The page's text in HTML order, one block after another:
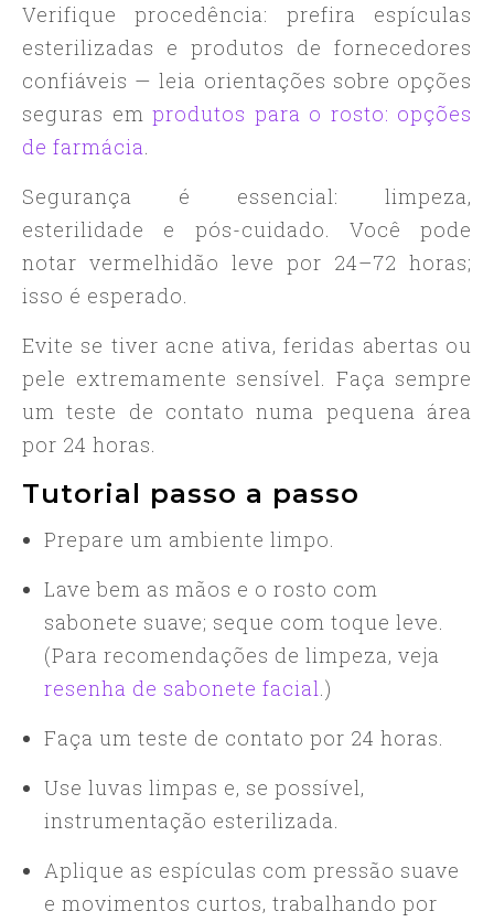
Verifique procedência: prefira espículas
esterilizadas e produtos de fornecedores
confiáveis — leia orientações sobre opções
seguras em produtos para o rosto: opções
de farmácia.
Segurança é essencial: limpeza,
esterilidade e pós-cuidado. Você pode
notar vermelhidão leve por 24–72 horas;
isso é esperado.
Evite se tiver acne ativa, feridas abertas ou
pele extremamente sensível. Faça sempre
um teste de contato numa pequena área
por 24 horas.
Tutorial passo a passo
Prepare um ambiente limpo.
Lave bem as mãos e o rosto com
sabonete suave; seque com toque leve.
(Para recomendações de limpeza, veja
resenha de sabonete facial.)
Faça um teste de contato por 24 horas.
Use luvas limpas e, se possível,
instrumentação esterilizada.
Aplique as espículas com pressão suave
e movimentos curtos, trabalhando por